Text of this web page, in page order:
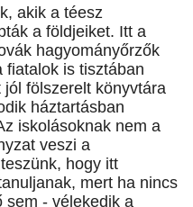
akik a téesz
a földjeiket. Itt a
hagyományőrzők
fiatalok is tisztában
fölszerelt könyvtára
háztartásban
iskolásoknak nem a
veszi a
hogy itt
mert ha nincs
sem - vélekedik a